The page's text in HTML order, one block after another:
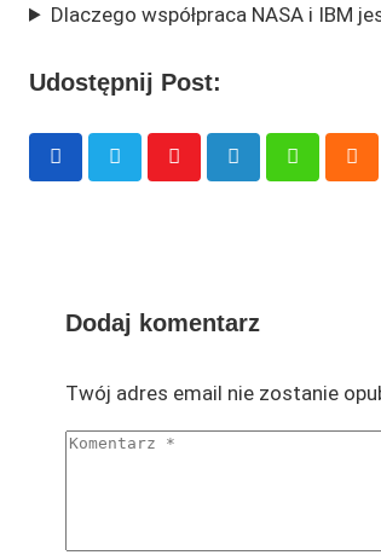
Dlaczego współpraca NASA i IBM
Udostępnij Post:
Youtube LinkedIn Whatsapp
Dodaj komentarz
Twój adres email nie zostanie